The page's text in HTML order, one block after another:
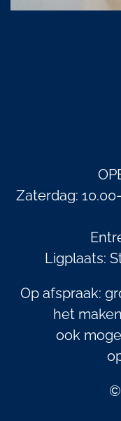
Zaterdag:
Ligplaats:
Op afspraak:
het
ook
©